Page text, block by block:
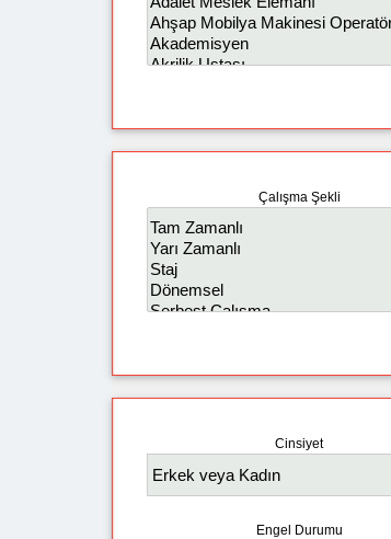
Çalışma Şekli
Cinsiyet
Engel Durumu